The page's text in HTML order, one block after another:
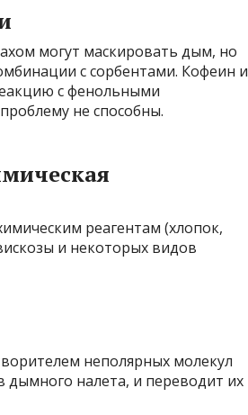
могут маскировать дым, но
с сорбентами. Кофеин и
с фенольными
не способны.
реагентам (хлопок,
и некоторых видов
неполярных молекул
дымного налета, и переводит их